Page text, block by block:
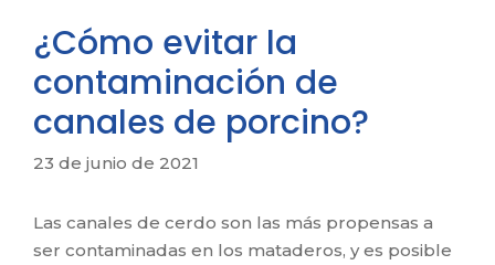
¿Cómo evitar la
contaminación de
canales de porcino?
23 de junio de 2021
Las canales de cerdo son las más propensas a
ser contaminadas en los mataderos, y es posible